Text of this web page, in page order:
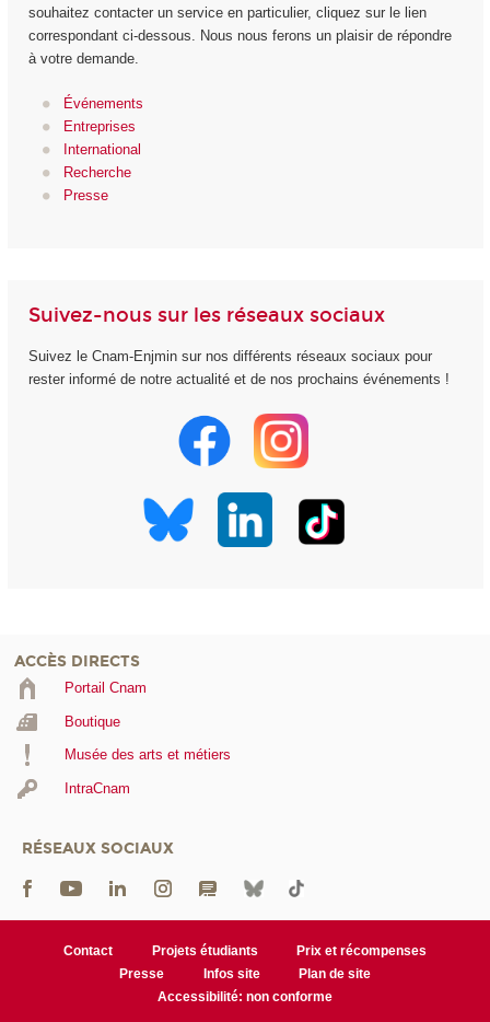
souhaitez contacter un service en particulier, cliquez sur le lien
correspondant ci-dessous. Nous nous ferons un plaisir de répondre
à votre demande.
Événements
Entreprises
International
Recherche
Presse
Suivez-nous sur les réseaux sociaux
Suivez le Cnam-Enjmin sur nos différents réseaux sociaux pour
rester informé de notre actualité et de nos prochains événements !
ACCÈS DIRECTS
Portail Cnam
Boutique
Musée des arts et métiers
IntraCnam
RÉSEAUX SOCIAUX
Contact Projets étudiants
Prix et récompenses
Presse
Infos site
Plan de site
Accessibilité: non conforme